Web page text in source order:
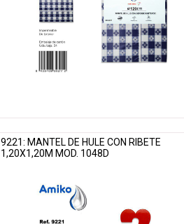
9221: MANTEL DE HULE CON RIBETE
1,20X1,20M MOD. 1048D